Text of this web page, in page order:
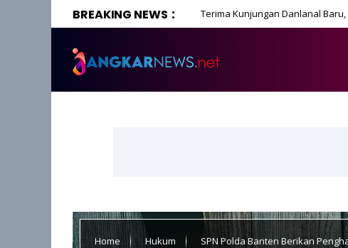
BREAKING NEWS Terima Kunjungan Danlanal
Home Hukum SPN Polda Banten Berikan